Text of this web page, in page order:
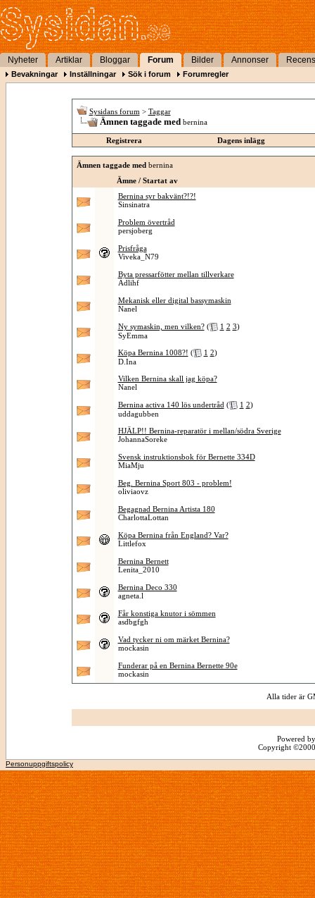
Nyheter Artiklar Bloggar Forum Bilder Annonser
Bevakningar Inställningar Sök i forum Forumregler
Sysidans forum > Taggar
Ämnen taggade med bernina
Registrera Dagens inlägg
Ämnen taggade med bernina
Ämne / Startat av
Bernina syr bakvänt?!?!
Sinsinatra
Problem övertråd
persjoberg
Prisfråga
Viveka_N79
Byta pressarfötter mellan tillverkare
Adlihf
Mekanisk eller digital bassymaskin
Nanel
Ny symaskin, men vilken? ( 1 2 3)
SyEmma
Köpa Bernina 1008?! ( 1 2)
D.Ina
Vilken Bernina skall jag köpa?
Nanel
Bernina activa 140 lös undertråd ( 1 2)
uddagubben
HJÄLP!! Bernina-reparatör i mellan/södra Sverige
JohannaSoreke
Svensk instruktionsbok för Bernette 334D
MiaMju
Beg. Bernina Sport 803 - problem!
oliviaovz
Begagnad Bernina Artista 180
CharlottaLottan
Köpa Bernina från England? Var?
Littlefox
Bernina Bernett
Lenita_2010
Bernina Deco 330
agneta.l
Får konstiga knutor i sömmen
asdbgfgh
Vad tycker ni om märket Bernina?
mockasin
Funderar på en Bernina Bernette 90e
mockasin
Alla tider är
Powered
Copyright
Personuppgiftspolicy